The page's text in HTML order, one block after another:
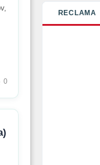
0
RECLAMA